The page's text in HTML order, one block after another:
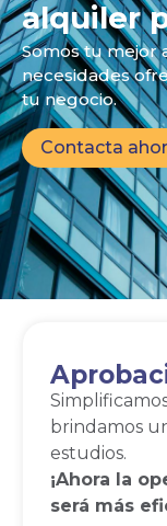
alquiler
Somos tu mejor
necesidades
tu negocio.
Contacta
brindamos
estudios.
¡Ahora la
será más